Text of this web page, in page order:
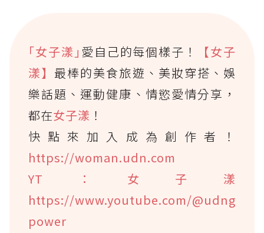
｢女子漾｣ 愛自己的每個樣子！
【女子
漾】最棒的美食旅遊、美妝穿搭、娛
樂話題、運動健康、情慾愛情分享，
都在女子漾 ！
快點來加入成為創作者！
https://woman.udn.com
YT：女子漾
https://www.youtube.com/@udng
power